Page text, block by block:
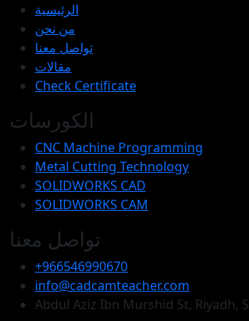
الرئيسية
من نحن
تواصل معنا
مقالات
Check Certificate
الكورسات
CNC Machine Programming
Metal Cutting Technology
SOLIDWORKS CAD
SOLIDWORKS CAM
تواصل معنا
+966546990670
info@cadcamteacher.com
Abdul Aziz Ibn Murshid St, Riyadh,